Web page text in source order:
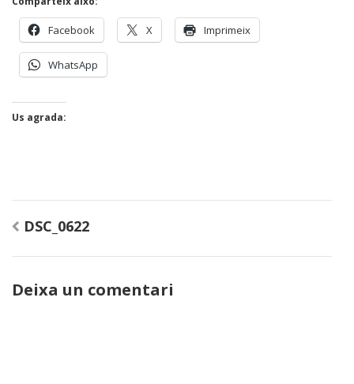
Facebook X Imprimeix
WhatsApp
Us agrada:
Navegació
d'entrades
DSC_0622
Deixa un comentari